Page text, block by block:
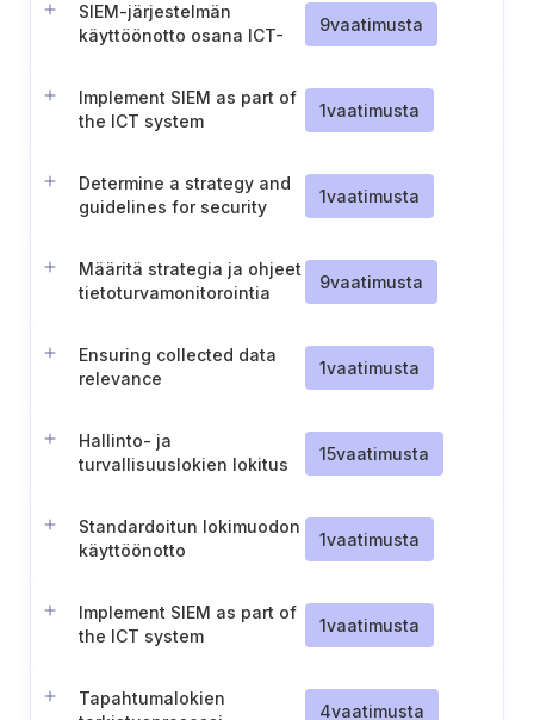
SIEM-järjestelmän
käyttöönotto osana ICT-
9vaatimusta
Implement SIEM as part of
the ICT system
1vaatimusta
Determine a strategy and
guidelines for security
1vaatimusta
Määritä strategia ja ohjeet
tietoturvamonitorointia
9vaatimusta
Ensuring collected data
relevance
1vaatimusta
Hallinto- ja
turvallisuuslokien lokitus
15vaatimusta
Standardoitun lokimuodon
käyttöönotto
1vaatimusta
Implement SIEM as part of
the ICT system
1vaatimusta
Tapahtumalokien
4vaatimusta